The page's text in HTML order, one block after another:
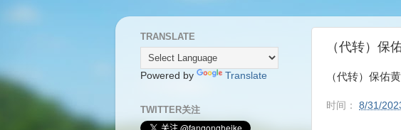
（代转）保
（代转）保佑
时间： 8/31/
TRANSLATE
Powered by Translate
TWITTER关注